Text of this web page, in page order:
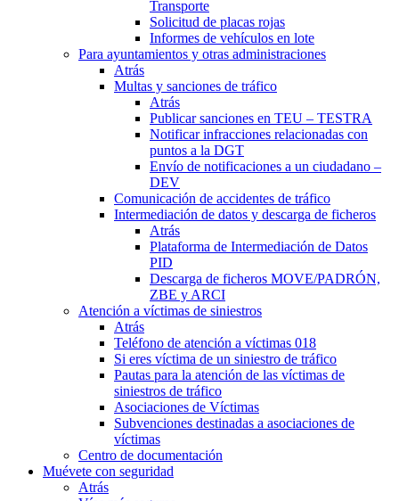
Transporte
Solicitud de placas rojas
Informes de vehículos en lote
Para ayuntamientos y otras administraciones
Atrás
Multas y sanciones de tráfico
Atrás
Publicar sanciones en TEU – TESTRA
Notificar infracciones relacionadas con
puntos a la DGT
Envío de notificaciones a un ciudadano –
DEV
Comunicación de accidentes de tráfico
Intermediación de datos y descarga de ficheros
Atrás
Plataforma de Intermediación de Datos
PID
Descarga de ficheros MOVE/PADRÓN,
ZBE y ARCI
Atención a víctimas de siniestros
Atrás
Teléfono de atención a víctimas 018
Si eres víctima de un siniestro de tráfico
Pautas para la atención de las víctimas de
siniestros de tráfico
Asociaciones de Víctimas
Subvenciones destinadas a asociaciones de
víctimas
Centro de documentación
Muévete con seguridad
Atrás